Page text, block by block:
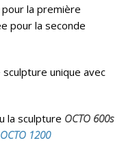
la première
pour la seconde
unique avec
la sculpture OCTO 600s
OCTO 1200